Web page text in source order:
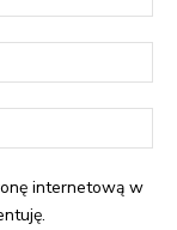
internetową w